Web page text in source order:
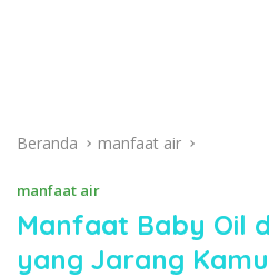
Beranda manfaat air
manfaat air
Manfaat Baby Oil
yang Jarang